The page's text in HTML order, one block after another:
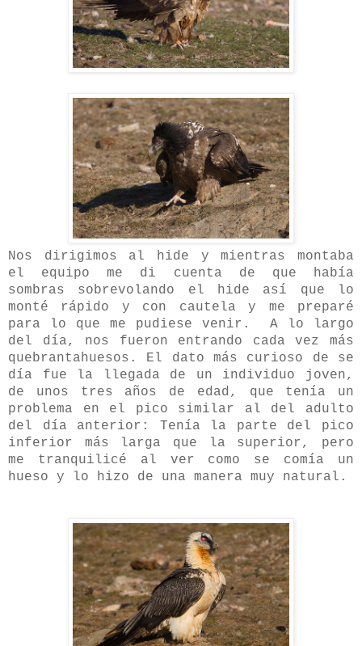
Nos dirigimos al hide y mientras montaba
el equipo me di cuenta de que había
sombras sobrevolando el hide así que lo
monté rápido y con cautela y me preparé
para lo que me pudiese venir. A lo largo
del día, nos fueron entrando cada vez más
quebrantahuesos. El dato más curioso de se
día fue la llegada de un individuo joven,
de unos tres años de edad, que tenía un
problema en el pico similar al del adulto
del día anterior: Tenía la parte del pico
inferior más larga que la superior, pero
me tranquilicé al ver como se comía un
hueso y lo hizo de una manera muy natural.